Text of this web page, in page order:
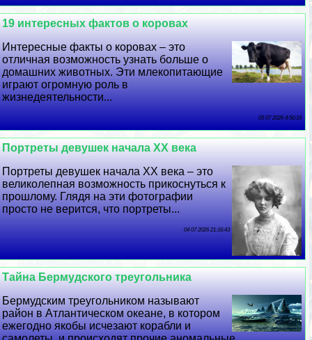
19 интересных фактов о коровах
Интересные факты о коровах – это
отличная возможность узнать больше о
домашних животных. Эти млекопитающие
играют огромную роль в
жизнедеятельности...
05 07 2026 4:50:19
Портреты дeвyшек начала XX века
Портреты дeвyшек начала XX века – это
великолепная возможность прикоснуться к
прошлому. Глядя на эти фотографии
просто не верится, что портреты...
04 07 2026 21:16:43
Тайна Бермудского треугольника
Бермудским треугольником называют
район в Атлантическом океане, в котором
ежегодно якобы исчезают корабли и